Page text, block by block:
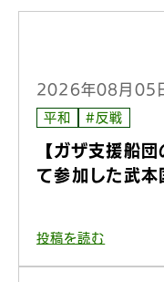
2026年08月05
平和 #反戦
【ガザ支援船
て参加した武
投稿を読む